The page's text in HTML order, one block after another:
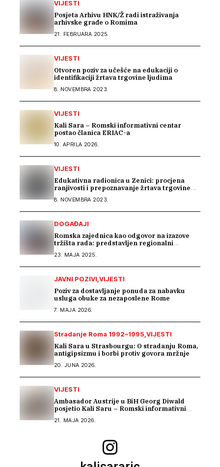
VIJESTI
Posjeta Arhivu HNK/Ž radi istraživanja
arhivske građe o Romima
21. FEBRUARA 2025.
VIJESTI
Otvoren poziv za učešće na edukaciji o
identifikaciji žrtava trgovine ljudima
8. NOVEMBRA 2023.
VIJESTI
Kali Sara – Romski informativni centar
postao članica ERIAC-a
10. APRILA 2026.
VIJESTI
Edukativna radionica u Zenici: procjena
ranjivosti i prepoznavanje žrtava trgovine
8. NOVEMBRA 2023.
DOGAĐAJI
Romska zajednica kao odgovor na izazove
tržišta rada: predstavljen regionalni
23. MAJA 2025.
JAVNI POZIVI VIJESTI
Poziv za dostavljanje ponuda za nabavku
usluga obuke za nezaposlene Rome
7. MAJA 2026.
Stradanje Roma 1992–1995 VIJESTI
Kali Sara u Strasbourgu: O stradanju Roma,
antigipsizmu i borbi protiv govora mržnje
20. JUNA 2026.
VIJESTI
Ambasador Austrije u BiH Georg Diwald
posjetio Kali Saru – Romski informativni
21. MAJA 2026.